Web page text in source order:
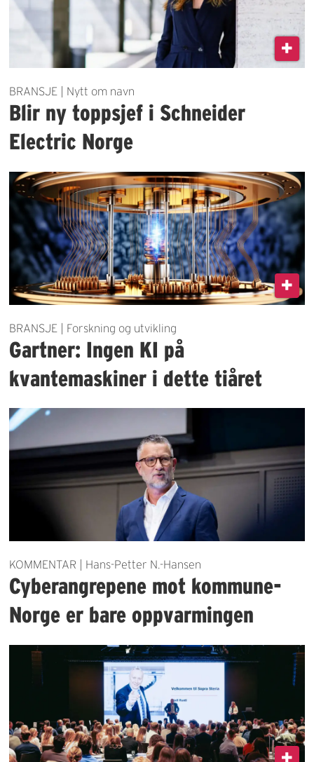
BRANSJE | Nytt om navn
Blir ny toppsjef i Schneider
Electric Norge
BRANSJE | Forskning og utvikling
Gartner: Ingen KI på
kvantemaskiner i dette tiåret
KOMMENTAR | Hans-Petter N.-Hansen
Cyberangrepene mot kommune-
Norge er bare oppvarmingen